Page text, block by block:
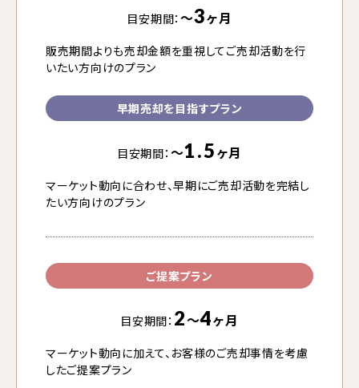
目安期間： 〜3ヶ月
販売期間よりも売却金額を重視してご売却活動を行
いたい方向けのプラン
早期売却を目指すプラン
目安期間： 〜1.5ヶ月
マーケット動向に合わせ、早期にご売却活動を完結し
たい方向けのプラン
ご提案プラン
目安期間： 2〜4ヶ月
マーケット動向に加えて、お客様のご売却事情を考慮
したご提案プラン